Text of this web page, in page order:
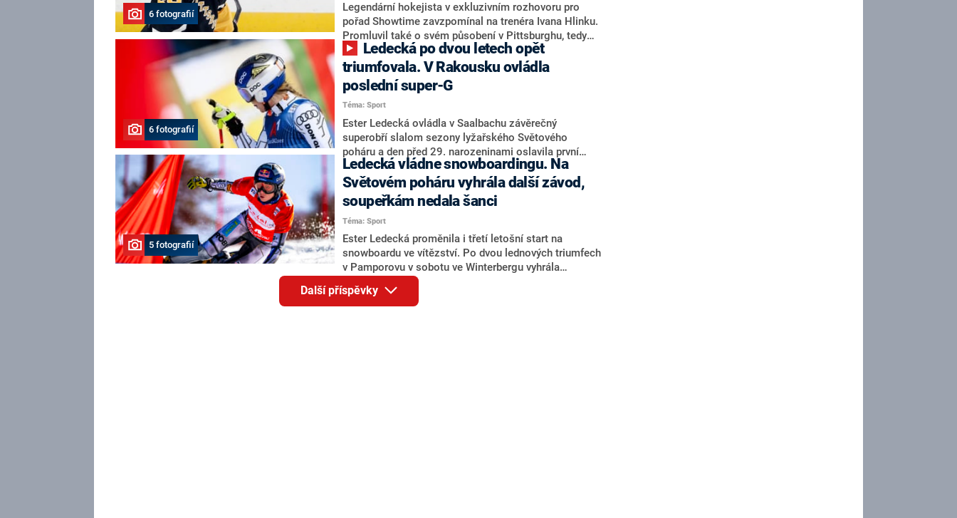
6 fotografií
Legendární hokejista v exkluzivním rozhovoru pro
pořad Showtime zavzpomínal na trenéra Ivana Hlinku.
Promluvil také o svém působení v Pittsburghu, tedy
klubu, který v únoru vyvěsil jeho dres ke stropu arény a
vyřadil jeho číslo 68.
6 fotografií
triumfovala. V Rakousku ovládla
poslední super-G
Téma: Sport
Ester Ledecká ovládla v Saalbachu závěrečný
superobří slalom sezony lyžařského Světového
poháru a den před 29. narozeninami oslavila první
triumf po více než dvou letech a od předloňského
zranění klíční kosti.
5 fotografií
Ledecká vládne snowboardingu. Na
Světovém poháru vyhrála další závod,
soupeřkám nedala šanci
Téma: Sport
Ester Ledecká proměnila i třetí letošní start na
snowboardu ve vítězství. Po dvou lednových triumfech
v Pamporovu v sobotu ve Winterbergu vyhrála
paralelní slalom, který byl posledním individuálním
závodem tohoto ročníku Světového poháru. Pro
trojnásobnou olympijskou šampionku je to na prkně
Další příspěvky